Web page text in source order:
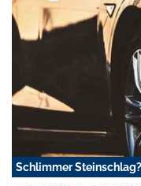
Schlimmer Steinschlag?